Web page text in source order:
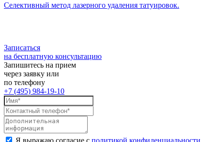
Селективный метод лазерного удаления татуировок.
Записаться
на бесплатную консультацию
Запишитесь на прием
через заявку или
по телефону
+7 (495) 984-19-10
Я выражаю согласие с политикой конфиденциальности